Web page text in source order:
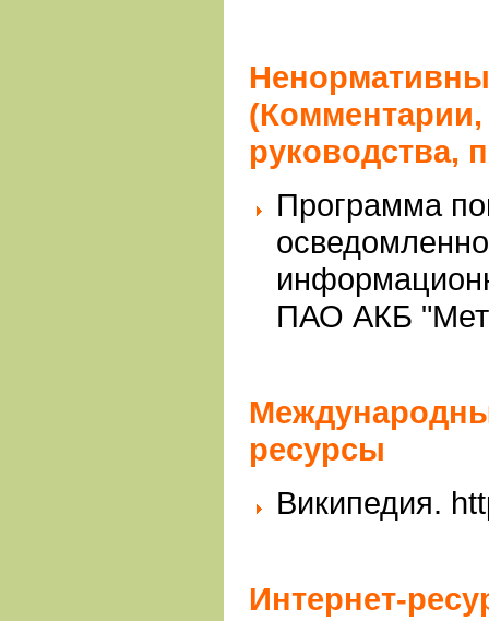
руководства,
Программа
ПАО АКБ
ресурсы
Википедия.
Интернет-